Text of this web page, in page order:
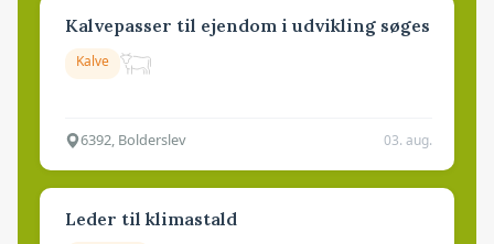
Kalvepasser til ejendom i udvikling søges
Kalve
6392, Bolderslev 03. aug.
Leder til klimastald